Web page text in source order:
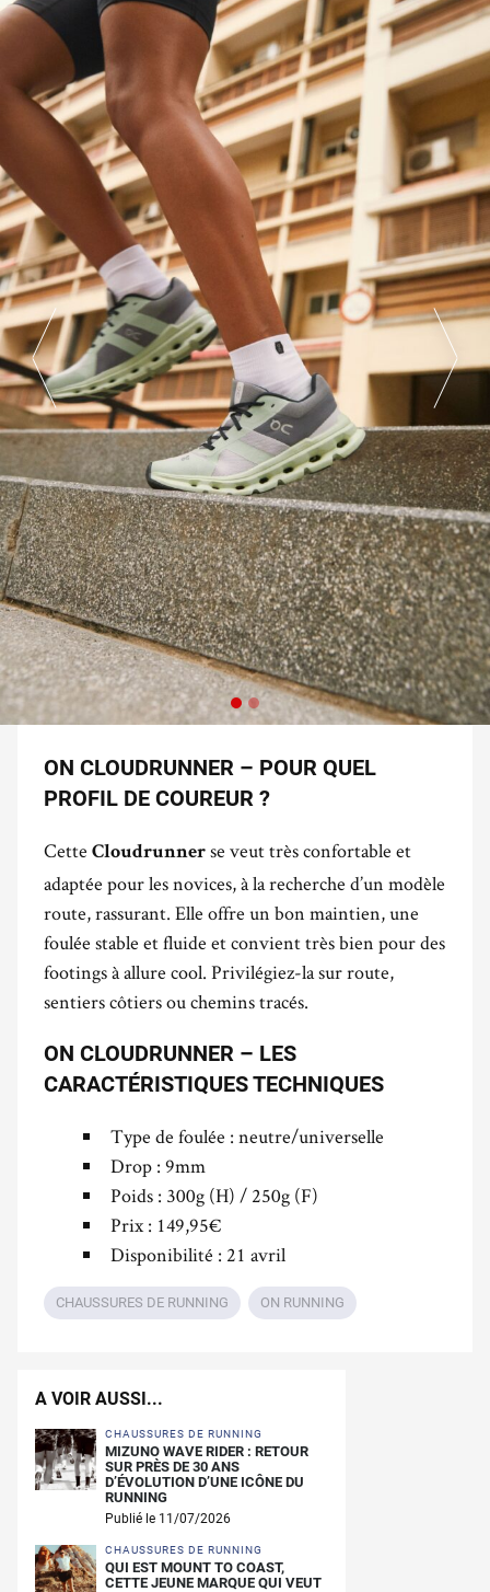
ON CLOUDRUNNER – POUR QUEL
PROFIL DE COUREUR ?
Cette Cloudrunner se veut très confortable et
adaptée pour les novices, à la recherche d’un modèle
route, rassurant. Elle offre un bon maintien, une
foulée stable et fluide et convient très bien pour des
footings à allure cool. Privilégiez-la sur route,
sentiers côtiers ou chemins tracés.
ON CLOUDRUNNER – LES
CARACTÉRISTIQUES TECHNIQUES
Type de foulée : neutre/universelle
Drop : 9mm
Poids : 300g (H) / 250g (F)
Prix : 149,95€
Disponibilité : 21 avril
CHAUSSURES DE RUNNING ON RUNNING
A VOIR AUSSI...
CHAUSSURES DE RUNNING
MIZUNO WAVE RIDER : RETOUR
SUR PRÈS DE 30 ANS
D’ÉVOLUTION D’UNE ICÔNE DU
RUNNING
Publié le 11/07/2026
CHAUSSURES DE RUNNING
QUI EST MOUNT TO COAST,
CETTE JEUNE MARQUE QUI VEUT